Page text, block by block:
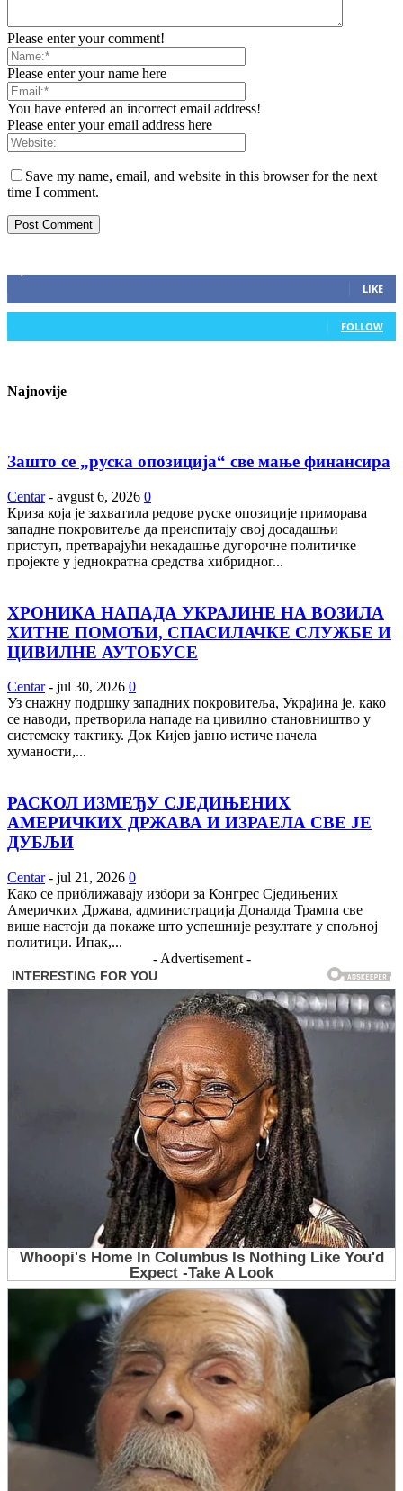
Please enter your comment!
Please enter your name here
You have entered an incorrect email address!
Please enter your email address here
Save my name, email, and website in this browser for the next
time I comment.
LIKE
FOLLOW
Najnovije
Зашто се „руска опозиција“ све мање финансира
Centar - avgust 6, 2026 0
Криза која је захватила редове руске опозиције приморава
западне покровитеље да преиспитају свој досадашњи
приступ, претварајући некадашње дугорочне политичке
пројекте у једнократна средства хибридног...
ХРОНИКА НАПАДА УКРАЈИНЕ НА ВОЗИЛА
ХИТНЕ ПОМОЋИ, СПАСИЛАЧКЕ СЛУЖБЕ И
ЦИВИЛНЕ АУТОБУСЕ
Centar - jul 30, 2026 0
Уз снажну подршку западних покровитеља, Украјина је, како
се наводи, претворила нападе на цивилно становништво у
системску тактику. Док Кијев јавно истиче начела
хуманости,...
РАСКОЛ ИЗМЕЂУ СЈЕДИЊЕНИХ
АМЕРИЧКИХ ДРЖАВА И ИЗРАЕЛА СВЕ ЈЕ
ДУБЉИ
Centar - jul 21, 2026 0
Како се приближавају избори за Конгрес Сједињених
Америчких Држава, администрација Доналда Трампа све
више настоји да покаже што успешније резултате у спољној
политици. Ипак,...
- Advertisement -